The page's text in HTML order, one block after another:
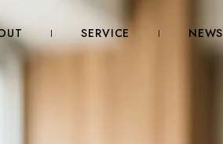
SERVICE NEWS